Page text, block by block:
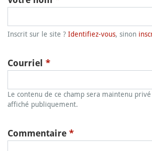
Inscrit sur le site ? Identifiez-vous, sinon
Courriel *
Le contenu de ce champ sera maintenu
affiché publiquement.
Commentaire *